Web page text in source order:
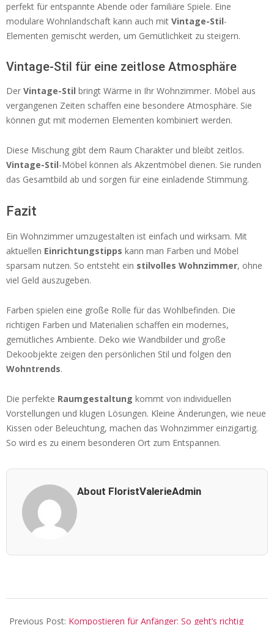
perfekt für entspannte Abende oder familiäre Spiele. Eine
modulare Wohnlandschaft kann auch mit Vintage-Stil-
Elementen gemischt werden, um Gemütlichkeit zu steigern.
Vintage-Stil für eine zeitlose Atmosphäre
Der Vintage-Stil bringt Wärme in Ihr Wohnzimmer. Möbel aus
vergangenen Zeiten schaffen eine besondere Atmosphäre. Sie
können gut mit modernen Elementen kombiniert werden.
Diese Mischung gibt dem Raum Charakter und bleibt zeitlos.
Vintage-Stil-Möbel können als Akzentmöbel dienen. Sie runden
das Gesamtbild ab und sorgen für eine einladende Stimmung.
Fazit
Ein Wohnzimmer umzugestalten ist einfach und wirksam. Mit
aktuellen Einrichtungstipps kann man Farben und Möbel
sparsam nutzen. So entsteht ein stilvolles Wohnzimmer, ohne
viel Geld auszugeben.
Farben spielen eine große Rolle für das Wohlbefinden. Die
richtigen Farben und Materialien schaffen ein modernes,
gemütliches Ambiente. Deko wie Wandbilder und große
Dekoobjekte zeigen den persönlichen Stil und folgen den
Wohntrends.
Die perfekte Raumgestaltung kommt von individuellen
Vorstellungen und klugen Lösungen. Kleine Änderungen, wie neue
Kissen oder Beleuchtung, machen das Wohnzimmer einzigartig.
So wird es zu einem besonderen Ort zum Entspannen.
About FloristValerieAdmin
09-
Previous Post: Kompostieren für Anfänger: So geht’s richtig